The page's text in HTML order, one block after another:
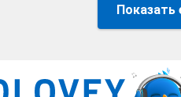
Показать